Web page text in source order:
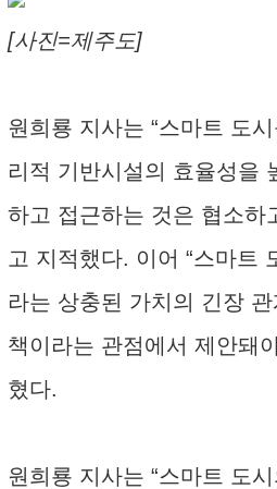
[사진=제주도]
원희룡 지사는 “스마트 도
리적 기반시설의 효율성을
하고 접근하는 것은 협소하
고 지적했다. 이어 “스마트
라는 상충된 가치의 긴장
책이라는 관점에서 제안돼
혔다.
원희룡 지사는 “스마트 도